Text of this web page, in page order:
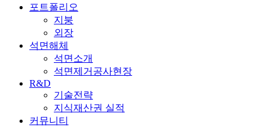
포트폴리오
지붕
외장
석면해체
석면소개
석면제거공사현장
R&D
기술전략
지식재산권 실적
커뮤니티